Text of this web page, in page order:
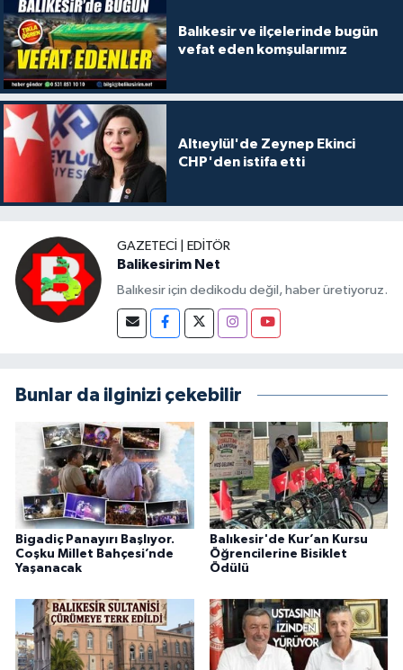
Balıkesir ve ilçelerinde bugün
vefat eden komşularımız
Altıeylül'de Zeynep Ekinci
CHP'den istifa etti
GAZETECI | EDITÖR
Balikesirim Net
Balıkesir için dedikodu değil, haber üretiyoruz.
Bunlar da ilginizi çekebilir
Bigadiç Panayırı Başlıyor.
Coşku Millet Bahçesi’nde
Yaşanacak
Balıkesir'de Kur’an Kursu
Öğrencilerine Bisiklet
Ödülü